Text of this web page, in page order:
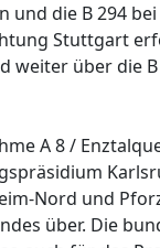
und die B 294
Stuttgart
weiter über die
A 8 /
Nord und
über. Die